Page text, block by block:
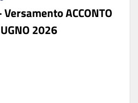
ACCONTO
2026